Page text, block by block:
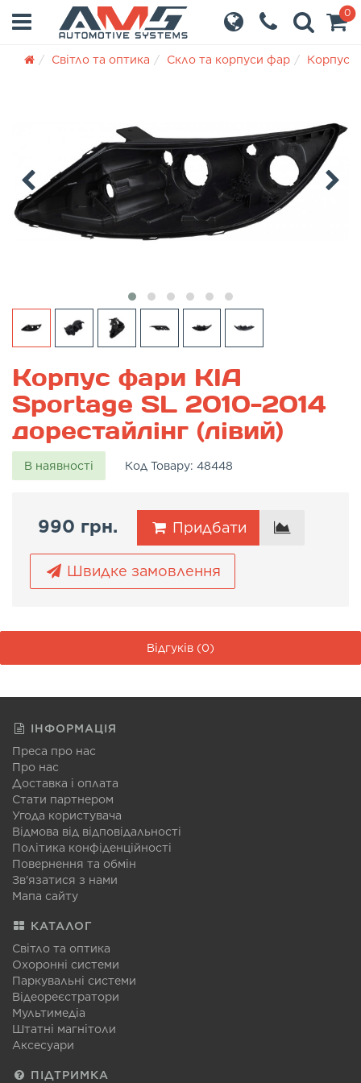
0
Світло та оптика Скло та корпуси фар Корпуси
Корпус фари KIA
Sportage SL 2010-2014
дорестайлінг (лівий)
В наявності Код Товару: 48448
990 грн. Придбати
Швидке замовлення
Відгуків (0)
ІНФОРМАЦІЯ
Преса про нас
Про нас
Доставка і оплата
Стати партнером
Угода користувача
Відмова від відповідальності
Політика конфіденційності
Повернення та обмін
Зв'язатися з нами
Мапа сайту
КАТАЛОГ
Світло та оптика
Охоронні системи
Паркувальні системи
Відеореєстратори
Мультимедіа
Штатні магнітоли
Аксесуари
ПІДТРИМКА